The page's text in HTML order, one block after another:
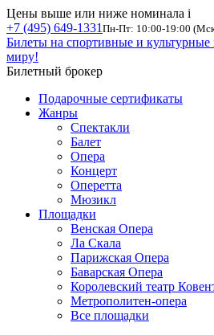
Цены выше или ниже номинала i
+7 (495) 649-1331 Пн-Пт: 10:00-19:00
Билеты на спортивные и
миру!
Билетный брокер
Подарочные сертификаты
Жанры
Спектакли
Балет
Опера
Концерт
Оперетта
Мюзикл
Площадки
Венская Опера
Ла Скала
Парижская Опера
Баварская Опера
Королевский театр
Метрополитен-опера
Все площадки